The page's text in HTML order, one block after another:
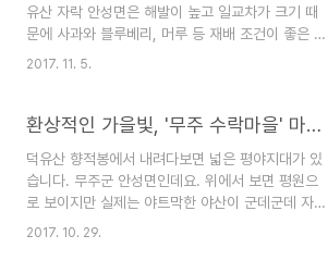
유산 자락 안성면은 해발이 높고 일교차가 크기 때
문에 사과와 블루베리, 머루 등 재배 조건이 좋은 곳
입니다. 특히 사과는 추석 무렵 이른 수확을 하는 홍
한걸음마을 사과밭에 도시민 40여 명이 찾아왔습
마을에서 도시민 사과 따기 체험이 있었습니다. 40
여 명의 참가자들은 최일섭 한걸음마을 추진위원장
의 안내로 직접 사과를 따서 맛보는 시간을 가졌습
니다. 체험이 끝난 후에는 마을 부녀회에서 정성껏
2017. 11. 5.
환상적인 가을빛, '무주 수락마을' 마을숲
덕유산 향적봉에서 내려다보면 넓은 평야지대가 있
습니다. 무주군 안성면인데요. 위에서 보면 평원으
로 보이지만 실제는 야트막한 야산이 군데군데 자리
잡은 구릉지입니다. 마을과 마을이 야산을 등지고
2017. 10. 29.